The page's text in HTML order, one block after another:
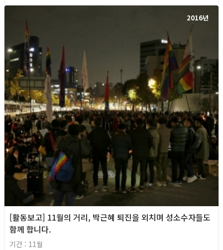
2016년
[활동보고] 11월의 거리, 박근혜 퇴진을 외치며 성소수자들도
함께 합니다.
기간 : 11월